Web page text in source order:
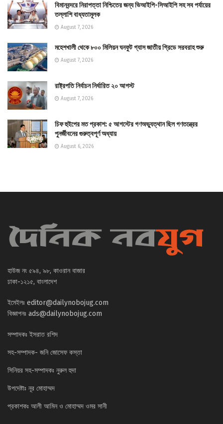
বিমানবন্দরে নিরাপত্তা নিশ্চিতের জন্য ভিআইপি-সিআইপি সহ সব পর্যায়ের
তল্লাশি বাধ্যতামূলক
August 7, 2026
মহেশখালী থেকে ৮০০ মিলিয়ন ঘনফুট গ্যাস জাতীয় গ্রিডে সরবরাহ শুরু
August 7, 2026
রাষ্ট্রপতি নির্বাচন নির্ধারিত ২০ আগস্ট
August 7, 2026
চিফ হুইপের মত প্রকাশ: ৫ আগস্টের গণঅভ্যুত্থান ছিল গণতন্ত্রের
পুনর্জীবনের গুরুত্বপূর্ণ অধ্যায়
August 6, 2026
হাউজ নং ৫৯৪, ৯৮, কাওরান বাজার
ঢাকা-১২১৫, বাংলাদেশ
ইমেইলঃ editor@dailynobojug.com
বিজ্ঞাপনঃ ads@dailynobojug.com
সম্পাদকঃ ইসরাত রশিদ
সহ-সম্পাদক- জনি জোসেফ কস্তা
সিনিয়র সহ-সম্পাদকঃ নুরুল হুদা
উপদেষ্টাঃ নূর মোহাম্মদ
প্রকাশকঃ আলী আমিন ও মোহাম্মদ ওমর সানী